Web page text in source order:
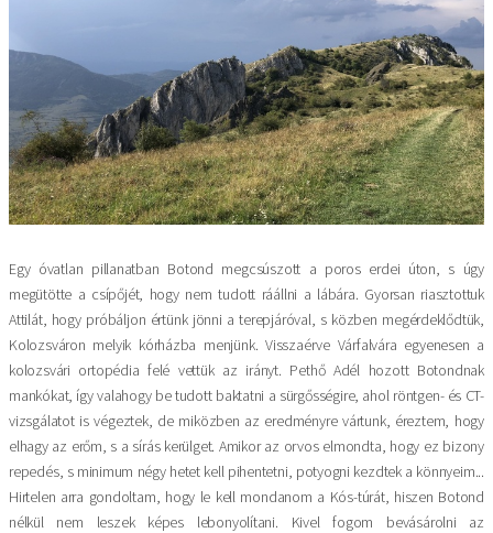
Egy óvatlan pillanatban Botond megcsúszott a poros erdei úton, s úgy
megütötte a csípőjét, hogy nem tudott ráállni a lábára. Gyorsan riasztottuk
Attilát, hogy próbáljon értünk jönni a terepjáróval, s közben megérdeklődtük,
Kolozsváron melyik kórházba menjünk. Visszaérve Várfalvára egyenesen a
kolozsvári ortopédia felé vettük az irányt. Pethő Adél hozott Botondnak
mankókat, így valahogy be tudott baktatni a sürgősségire, ahol röntgen- és CT-
vizsgálatot is végeztek, de miközben az eredményre vártunk, éreztem, hogy
elhagy az erőm, s a sírás kerülget. Amikor az orvos elmondta, hogy ez bizony
repedés, s minimum négy hetet kell pihentetni, potyogni kezdtek a könnyeim...
Hirtelen arra gondoltam, hogy le kell mondanom a Kós-túrát, hiszen Botond
nélkül nem leszek képes lebonyolítani. Kivel fogom bevásárolni az